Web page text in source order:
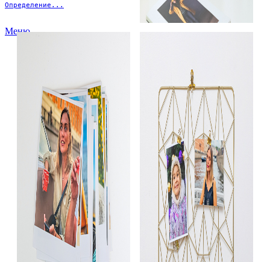
Определение...
Меню